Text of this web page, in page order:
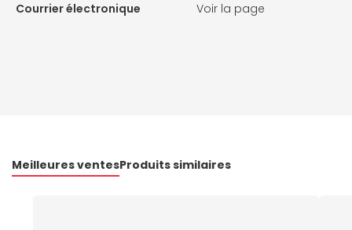
Courrier électronique
Voir la page
Meilleures ventesProduits similaires